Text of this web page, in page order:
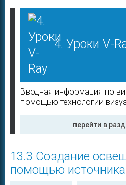
4. Уроки V-
Вводная информация по
помощью технологии
перейти в
Выберите тег, чтобы быстро найти
13.3 Создание
помощью